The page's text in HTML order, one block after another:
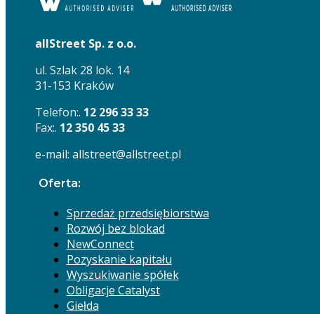
allStreet Sp. z o.o.
ul. Szlak 28 lok. 14
31-153 Kraków
Telefon:. 12 296 33 33
Fax:. 12 350 45 33
e-mail: allstreet@allstreet.pl
Oferta:
Sprzedaż przedsiębiorstwa
Rozwój bez blokad
NewConnect
Pozyskanie kapitału
Wyszukiwanie spółek
Obligacje Catalyst
Giełda